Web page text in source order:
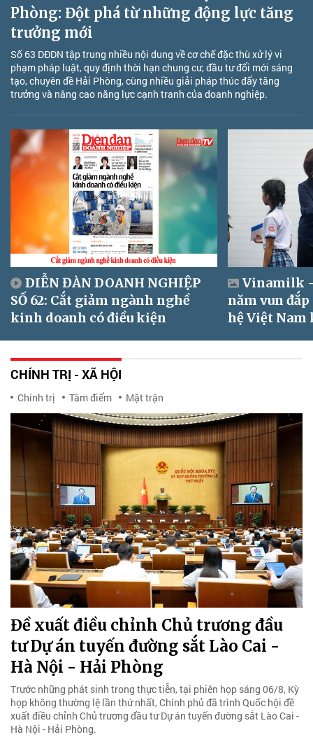
Phòng: Đột phá từ những động lực tăng
trưởng mới
Số 63 DĐDN tập trung nhiều nội dung về cơ chế đặc thù xử lý vi
phạm pháp luật, quy định thời hạn chung cư, đầu tư đổi mới sáng
tạo, chuyên đề Hải Phòng, cùng nhiều giải pháp thúc đẩy tăng
trưởng và nâng cao năng lực cạnh tranh của doanh nghiệp.
DIỄN ĐÀN DOANH NGHIỆP
SỐ 62: Cắt giảm ngành nghề
kinh doanh có điều kiện
Vinamilk
năm vun
hệ Việt Nam
CHÍNH TRỊ - XÃ HỘI
Chính trị Tâm điểm Mặt trận
Đề xuất điều chỉnh Chủ trương đầu
tư Dự án tuyến đường sắt Lào Cai -
Hà Nội - Hải Phòng
Trước những phát sinh trong thực tiễn, tại phiên họp sáng 06/8, Kỳ
họp không thường lệ lần thứ nhất, Chính phủ đã trình Quốc hội đề
xuất điều chỉnh Chủ trương đầu tư Dự án tuyến đường sắt Lào Cai -
Hà Nội - Hải Phòng.